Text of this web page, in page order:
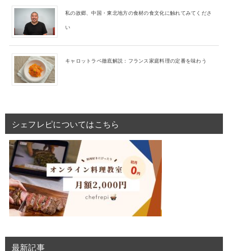
私の故郷、中国・東北地方の食材の食文化に触れてみてくださ
い
キャロットラペ徹底解説：フランス家庭料理の定番を味わう
シェフレピについてはこちら
最新記事